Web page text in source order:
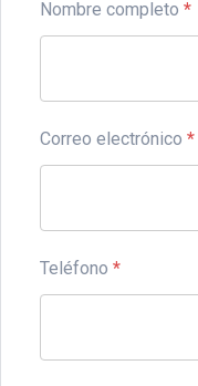
Nombre completo *
Correo electrónico *
Teléfono *